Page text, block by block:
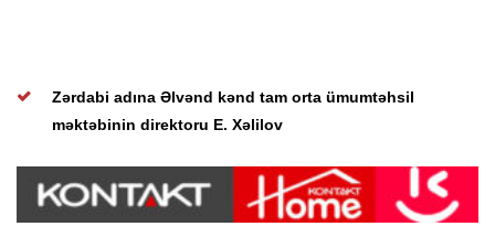
Zərdabi adına Əlvənd kənd tam orta ümumtəhsil
məktəbinin direktoru E. Xəlilov